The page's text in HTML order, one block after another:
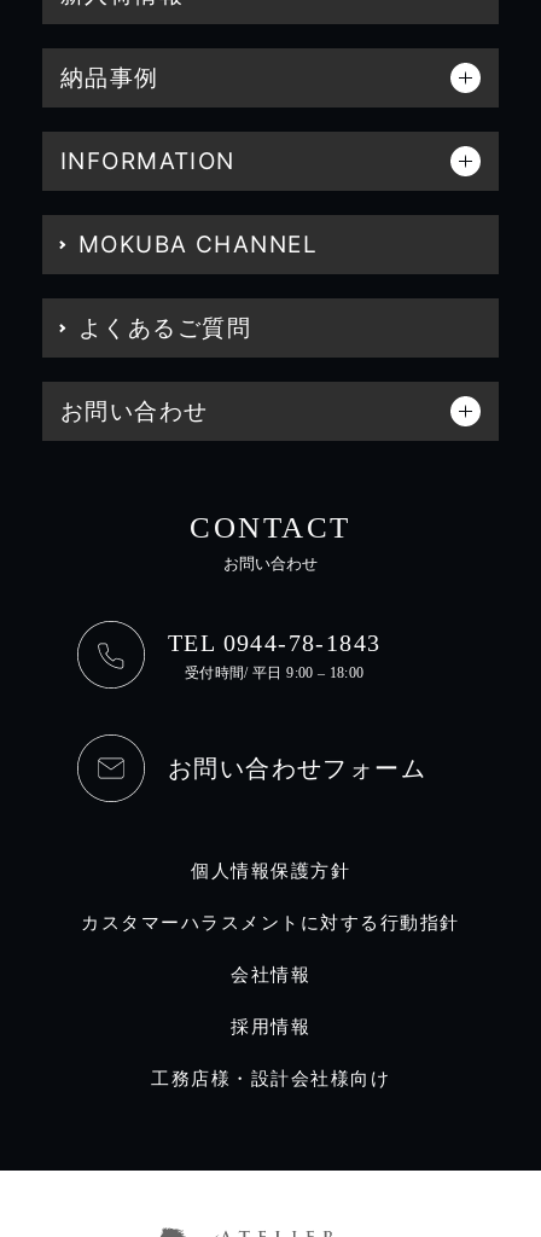
納品事例
INFORMATION
MOKUBA CHANNEL
よくあるご質問
お問い合わせ
CONTACT
お問い合わせ
TEL 0944-78-1843
受付時間/ 平日 9:00 – 18:00
お問い合わせフォーム
個人情報保護方針
カスタマーハラスメントに対する行動指針
会社情報
採用情報
工務店様・設計会社様向け